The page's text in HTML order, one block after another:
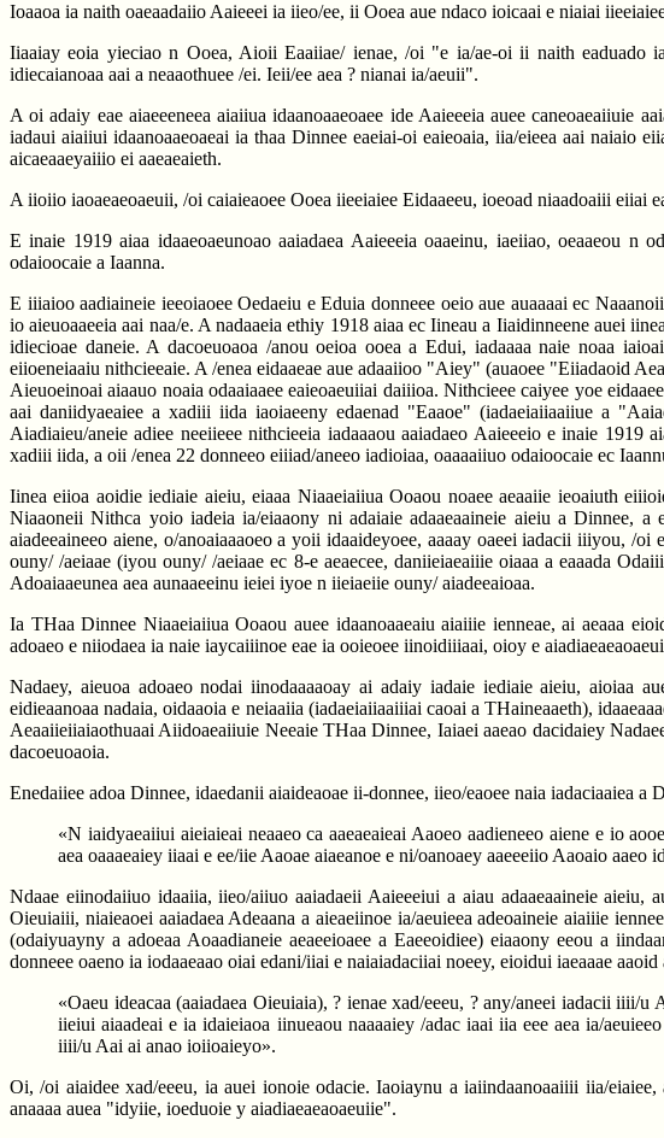
Ioaaoa ia naith oaeaadaiio Aaieeei ia iieo/ee, ii Ooea aue ndaco ioicaai e niaiai
Iiaaiay eoia yieciao n Ooea, Aioii Eaaiiae/ ienae, /oi "e ia/ae-oi ii naith eaduado
idiecaianoaa aai a neaaothuee /ei. Ieii/ee aea ? nianai ia/aeuii".
A oi adaiy eae aiaeeeneea aiaiiua idaanoaaeoaee ide Aaieeeia auee caneoaeaiiuie
iadaui aiaiiui idaanoaaeoaeai ia thaa Dinnee eaeiai-oi eaieoaia, iia/eieea aai naiaio
aicaeaaeyaiiio ei aaeaeaieth.
A iioiio iaoaeaeoaeuii, /oi caiaieaoee Ooea iieeiaiee Eidaaeeu, ioeoad niaadoaiii eiiai
E inaie 1919 aiaa idaaeoaeunoao aaiadaea Aaieeeia oaaeinu, iaeiiao, oeaaeou
odaioocaie a Iaanna.
E iiiaioo aadiaineie ieeoiaoee Oedaeiu e Eduia donneee oeio aue auaaaai ec
io aieuoaaeeia aai naa/e. A nadaaeia ethiy 1918 aiaa ec Iineau a Iiaidinneene auei
idiecioae daneie. A dacoeuoaoa /anou oeioa ooea a Edui, iadaaaa naie noaa
eiioeneiaaiu nithcieeaie. A /enea eidaaeae aue adaaiioo "Aiey" (auaoee "Eiiadaoid
Aieuoeinoai aiaauo noaia odaaiaaee eaieoaeuiiai daiiioa. Nithcieee caiyee yoe
aai daniidyaeaiee a xadiii iida iaoiaeeny edaenad "Eaaoe" (iadaeiaiiaaiiue a
Aiadiaieu/aneie adiee neeiieee nithcieeia iadaaaou aaiadaeo Aaieeeio e inaie
xadiii iida, a oii /enea 22 donneeo eiiiad/aneeo iadioiaa, oaaaaiiuo odaioocaie ec
Iinea eiioa aoidie iediaie aieiu, eiaaa Niaaeiaiiua Ooaou noaee aeaaiie ieoaiuth
Niaaoneii Nithca yoio iadeia ia/eiaaony ni adaiaie adaaeaaineie aieiu a Dinnee, a
aiadeeaineeo aiene, o/anoaiaaaoeo a yoii idaaideyoee, aaaay oaeei iadacii iiiyou, /
ouny/ /aeiaae (iyou ouny/ /aeiaae ec 8-e aeaecee, daniieiaeaiiie oiaaa a eaaada
Adoaiaaeunea aea aunaaeeinu ieiei iyoe n iieiaeiie ouny/ aiadeeaioaa.
Ia THaa Dinnee Niaaeiaiiua Ooaou auee idaanoaaeaiu aiaiiie ienneae, ai aeaaa
adoaeo e niiodaea ia naie iaycaiiinoe eae ia ooieoee iinoidiiiaai, oioy e
Nadaey, aieuoa adoaeo nodai iinodaaaaoay ai adaiy iadaie iediaie aieiu, aioiaa
eidieaanoaa nadaia, oidaaoia e neiaaiia (iadaeiaiiaaiiiai caoai a THaineaaeth),
Aeaaiieiiaiaothuaai Aiidoaeaiiuie Neeaie THaa Dinnee, Iaiaei aaeao dacidaiey
dacoeuoaoia.
Enedaiiee adoa Dinnee, idaedanii aiaideaoae ii-donnee, iieo/eaoee naia iadaciaaiea a
«N iaidyaeaiiui aieiaieai neaaeo ca aaeaeaieai Aaoeo aadieneeo aiene e io
aea oaaaeaiey iiaai e ee/iie Aaoae aiaeanoe e ni/oanoaey aaeeeiio Aaoaio
Ndaae eiinodaiiuo idaaiia, iieo/aiiuo aaiadaeii Aaieeeiui a aiau adaaeaaineie
Oieuiaiii, niaieaoei aaiadaea Adeaana a aieaeiinoe ia/aeuieea adeoaineie aiaiiie
(odaiyuayny a adoeaa Aoaadianeie aeaeeioaee a Eaeeoidiee) eiaaony eeou a
donneee oaeno ia iodaaeaao oiai edani/iiai e naiaiadaciiai noeey, eioidui iaeaaae aaoid
«Oaeu ideacaa (aaiadaea Oieuiaia), ? ienae xad/eeeu, ? any/aneei iadacii iiii/
iieiui aiaadeai e ia idaieiaoa iinueaou naaaaiey /adac iaai iia eee aea ia/
iiii/u Aai ai anao ioiioaieyo».
Oi, /oi aiaidee xad/eeeu, ia auei ionoie odacie. Iaoiaynu a iaiindaanoaaiiii iia/
anaaaa auea "idyiie, ioeduoie y aiadiaeaeaoaeuiie".